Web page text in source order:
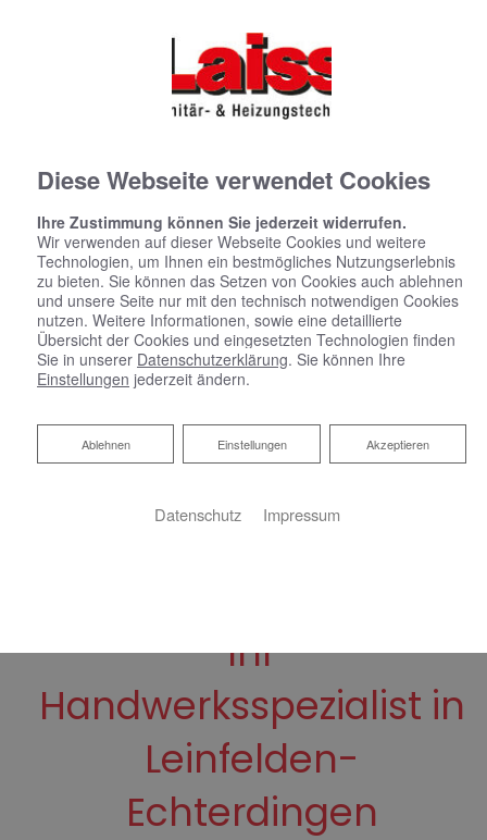
Ihr
Handwerksspezialist in
Leinfelden-
Echterdingen
Diese Webseite verwendet Cookies
Ihre Zustimmung können Sie jederzeit widerrufen.
Wir verwenden auf dieser Webseite Cookies und weitere
Technologien, um Ihnen ein bestmögliches Nutzungserlebnis
zu bieten. Sie können das Setzen von Cookies auch ablehnen
und unsere Seite nur mit den technisch notwendigen Cookies
nutzen. Weitere Informationen, sowie eine detaillierte
Übersicht der Cookies und eingesetzten Technologien finden
Sie in unserer Datenschutzerklärung. Sie können Ihre
Einstellungen jederzeit ändern.
Akzeptieren
Einstellungen
Ablehnen
Ablehnen
Datenschutz Impressum